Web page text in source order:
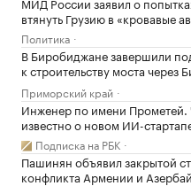
втянуть Грузию в «кровавые
Политика
В Биробиджане завершили
к строительству моста через
Приморский край
Инженер по имени Прометей.
известно о новом ИИ-
Подписка на РБК
Пашинян объявил закрытой
конфликта Армении и